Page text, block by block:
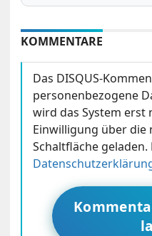
KOMMENTARE
Das DISQUS-
personenbezogene
wird das System erst
Einwilligung über die
Schaltfläche geladen.